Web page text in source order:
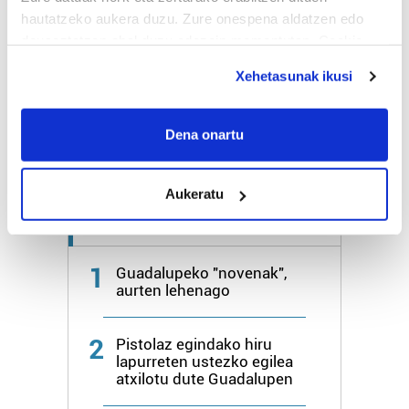
hautatzeko aukera duzu. Zure onespena aldatzen edo
If you allow, we would also like to:
Collect information about your geographical
Identify your device by actively scanning it for
specific characteristics (fingerprinting)
Find out more about how your personal data is processed
and set your preferences in the
details section
teknologia erabiliz, cookieak adibidez, iragarki eta eduki
pertsonalizatuak eskaintzeko, iragarkiak eta edukia
Xehetasunak ikusi
Dena onartu
Aukeratu
Bihar 24º 16º
Azken 7 egunetako irakurrienak
1
Guadalupeko "novenak",
aurten lehenago
2
Pistolaz egindako hiru
lapurreten ustezko egilea
atxilotu dute Guadalupen